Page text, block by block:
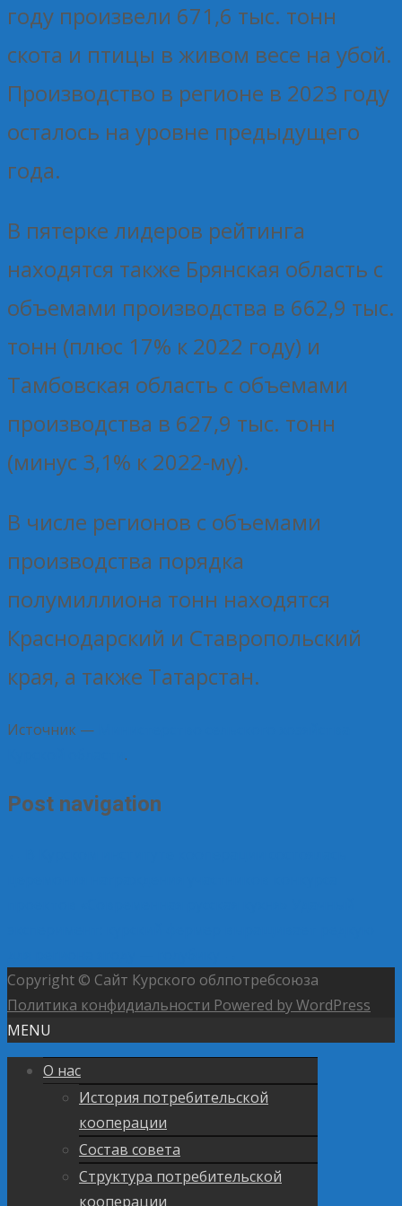
году произвели 671,6 тыс. тонн
скота и птицы в живом весе на убой.
Производство в регионе в 2023 году
осталось на уровне предыдущего
года.
В пятерке лидеров рейтинга
находятся также Брянская область с
объемами производства в 662,9 тыс.
тонн (плюс 17% к 2022 году) и
Тамбовская область с объемами
производства в 627,9 тыс. тонн
(минус 3,1% к 2022-му).
В числе регионов с объемами
производства порядка
полумиллиона тонн находятся
Краснодарский и Ставропольский
края, а также Татарстан.
Источник —
.
Post navigation
Copyright © Сайт Курского облпотребсоюза
Политика конфидиальности Powered by WordPress
MENU
О нас
История потребительской
кооперации
Состав совета
Структура потребительской
кооперации